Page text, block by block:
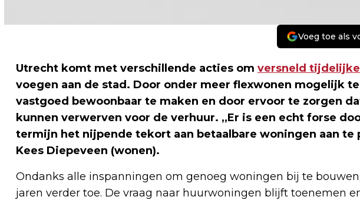
Voeg toe als
Utrecht komt met verschillende acties om versneld
voegen aan de stad. Door onder meer flexwonen mogelijk
vastgoed bewoonbaar te maken en door ervoor te zorgen
kunnen verwerven voor de verhuur. ,,Er is een echt forse
termijn het nijpende tekort aan betaalbare woningen aan te
Kees Diepeveen (wonen).
Ondanks alle inspanningen om genoeg woningen bij te
jaren verder toe. De vraag naar huurwoningen blijft toenemen